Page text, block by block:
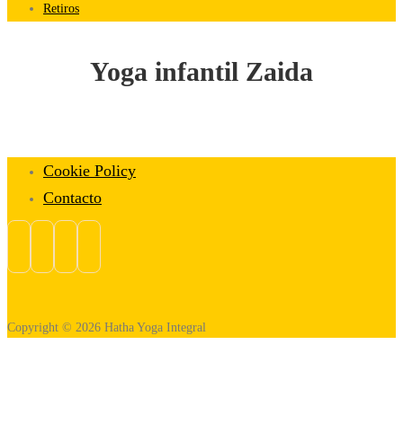
Retiros
Yoga infantil Zaida
Cookie Policy
Contacto
Copyright © 2026 Hatha Yoga Integral